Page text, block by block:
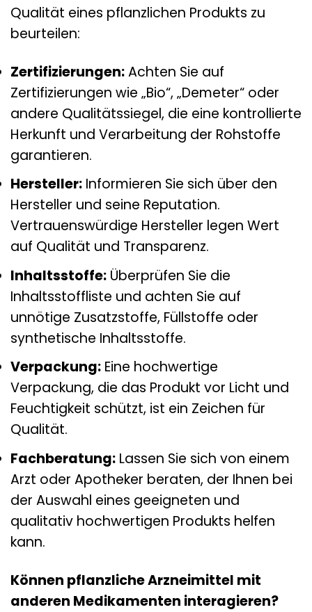
Qualität eines pflanzlichen Produkts zu
beurteilen:
Zertifizierungen:Achten Sie auf
Zertifizierungen wie „Bio“, „Demeter“ oder
andere Qualitätssiegel, die eine kontrollierte
Herkunft und Verarbeitung der Rohstoffe
garantieren.
Hersteller: Informieren Sie sich über den
Hersteller und seine Reputation.
Vertrauenswürdige Hersteller legen Wert
auf Qualität und Transparenz.
Inhaltsstoffe: Überprüfen Sie die
Inhaltsstoffliste und achten Sie auf
unnötige Zusatzstoffe, Füllstoffe oder
synthetische Inhaltsstoffe.
Verpackung: Eine hochwertige
Verpackung, die das Produkt vor Licht und
Feuchtigkeit schützt, ist ein Zeichen für
Qualität.
Fachberatung: Lassen Sie sich von einem
Arzt oder Apotheker beraten, der Ihnen bei
der Auswahl eines geeigneten und
qualitativ hochwertigen Produkts helfen
kann.
Können pflanzliche Arzneimittel mit
anderen Medikamenten interagieren?